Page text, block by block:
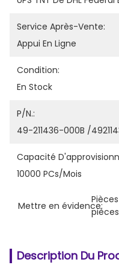
Service Après-Vente:
Appui En Ligne
Condition:
En Stock
P/N.:
49-211436-000B /
Capacité
10000 PCs/mois
Mettre en évidence:
Description Du